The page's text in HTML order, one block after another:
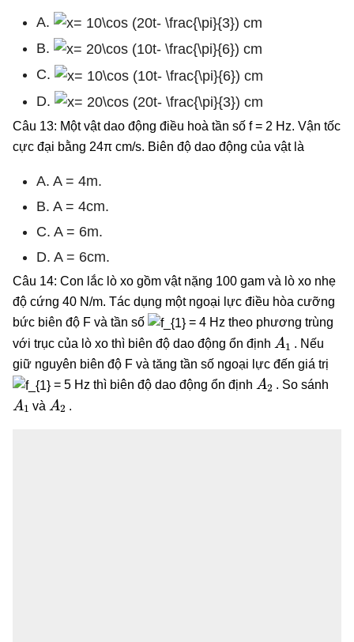
A.
B.
C.
D.
Câu 13: Một vật dao động điều hoà tần số f = 2 Hz. Vận tốc
cực đại bằng 24π cm/s. Biên độ dao động của vật là
A. A = 4m.
B. A = 4cm.
C. A = 6m.
D. A = 6cm.
Câu 14: Con lắc lò xo gồm vật nặng 100 gam và lò xo nhẹ
độ cứng 40 N/m. Tác dụng một ngoại lực điều hòa cưỡng
bức biên độ F và tần số
= 4 Hz theo phương trùng
với trục của lò xo thì biên độ dao động ổn định
A
. Nếu
giữ nguyên biên độ F và tăng tần số ngoại lực đến giá trị
= 5 Hz thì biên độ dao động ổn định
A
. So sánh
A 1
và
A
.